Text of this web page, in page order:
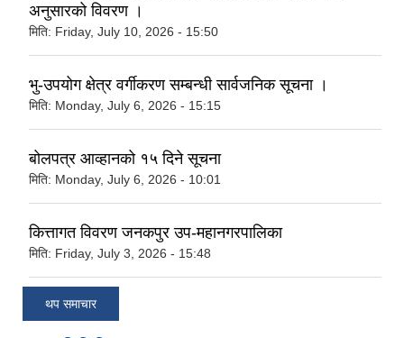
अनुसारको विवरण ।
मिति: Friday, July 10, 2026 - 15:50
भु-उपयोग क्षेत्र वर्गीकरण सम्बन्धी सार्वजनिक सूचना ।
मिति: Monday, July 6, 2026 - 15:15
बोलपत्र आव्हानको १५ दिने सूचना
मिति: Monday, July 6, 2026 - 10:01
कित्तागत विवरण जनकपुर उप-महानगरपालिका
मिति: Friday, July 3, 2026 - 15:48
थप समाचार